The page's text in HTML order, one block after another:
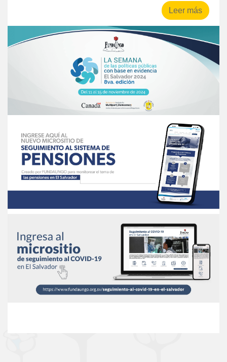
Leer más